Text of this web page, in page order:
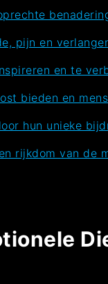
pijn en
en te
bieden en
hun unieke
rijkdom van de